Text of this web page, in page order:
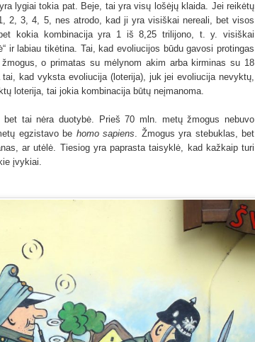
lygiai tokia pat. Beje, tai yra visų lošėjų klaida. Jei reikėtų
2, 3, 4, 5, nes atrodo, kad ji yra visiškai nereali, bet visos
kokia kombinacija yra 1 iš 8,25 trilijono, t. y. visiškai
ir labiau tikėtina. Tai, kad evoliucijos būdu gavosi protingas
o primatas su mėlynom akim arba kirminas su 18
kad vyksta evoliucija (loterija), juk jei evoliucija nevyktų,
loterija, tai jokia kombinacija būtų neįmanoma.
, bet tai nėra duotybė. Prieš 70 mln. metų žmogus nebuvo
egzistavo be homo sapiens . Žmogus yra stebuklas, bet
ar utėlė. Tiesiog yra paprasta taisyklė, kad kažkaip turi
įvykiai.